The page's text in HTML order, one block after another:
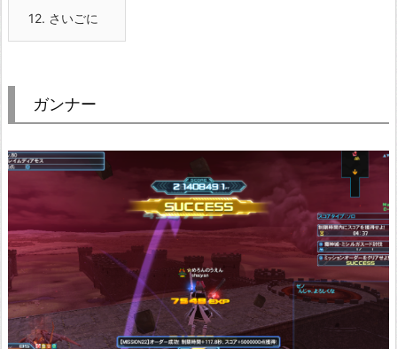
12. さいごに
ガンナー